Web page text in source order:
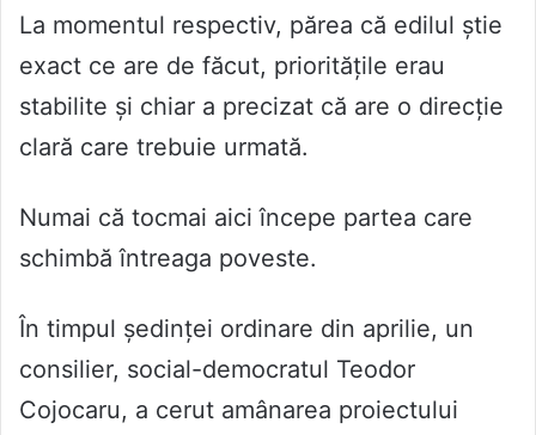
La momentul respectiv, părea că edilul știe
exact ce are de făcut, prioritățile erau
stabilite și chiar a precizat că are o direcție
clară care trebuie urmată.
Numai că tocmai aici începe partea care
schimbă întreaga poveste.
În timpul ședinței ordinare din aprilie, un
consilier, social-democratul Teodor
Cojocaru, a cerut amânarea proiectului